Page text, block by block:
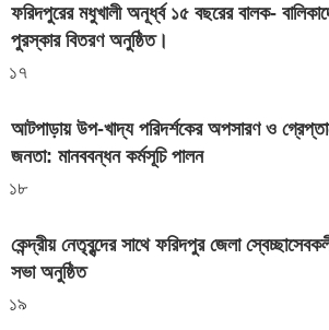
ফরিদপুরের মধুখালী অনূর্ধ্ব ১৫ বছরের বালক-
পুরস্কার বিতরণ অনুষ্ঠিত।
১৭
আটপাড়ায় উপ-খাদ্য পরিদর্শকের অপসারণ ও
জনতা: মানববন্ধন কর্মসূচি পালন
১৮
কেন্দ্রীয় নেতৃবৃন্দের সাথে ফরিদপুর জেলা
সভা অনুষ্ঠিত
১৯